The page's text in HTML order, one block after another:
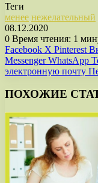
Теги
менее нежелательный
08.12.2020
0 Время чтения: 1
Facebook X Pinterest
Messenger WhatsApp
электронную почту
ПОХОЖИЕ